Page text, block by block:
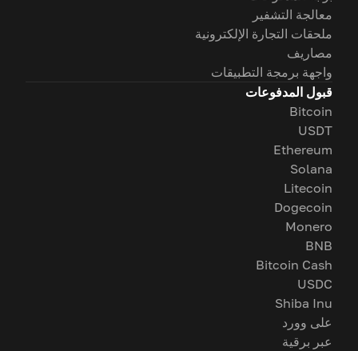
معالجة التشفير
ملحقات التجارة الإلكترونية
مصاريف
واجهة برمجة التطبيقات
قبول المدفوعات
Bitcoin
USDT
Ethereum
Solana
Litecoin
Dogecoin
Monero
BNB
Bitcoin Cash
USDC
Shiba Inu
على وورد
عبر برقية